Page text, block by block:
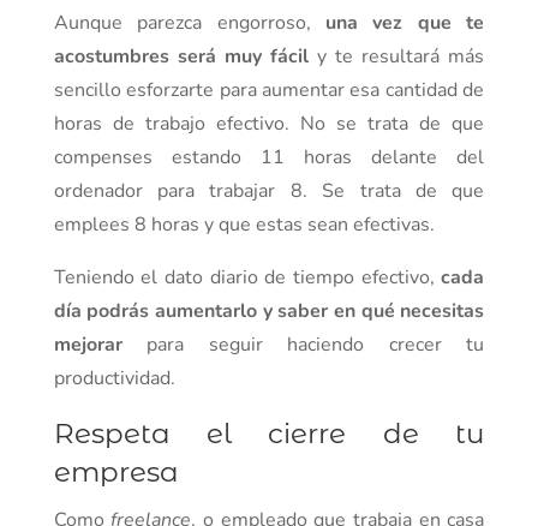
Aunque parezca engorroso, una vez que te
acostumbres será muy fácily te resultará más
sencillo esforzarte para aumentar esa cantidad de
horas de trabajo efectivo. No se trata de que
compenses estando 11 horas delante del
ordenador para trabajar 8. Se trata de que
emplees 8 horas y que estas sean efectivas.
Teniendo el dato diario de tiempo efectivo,cada
día podrás aumentarlo y saber en qué necesitas
mejorarpara seguir haciendo crecer tu
productividad.
Respeta el cierre de tu
empresa
Comofreelance, o empleado que trabaja en casa